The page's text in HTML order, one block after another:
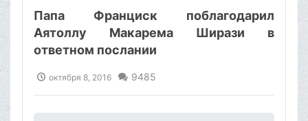
Папа Франциск поблагодарил
Аятоллу Макарема Ширази в
ответном послании
октября 8, 2016 9485